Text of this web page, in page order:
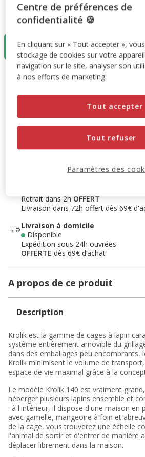
Taille:60x142x50cm
60x142x50cm
121.41€
Prix 121.41€
121.41€
Ajouter au
Options de livraison
Retrait en magasin
Retrait dans 2h OFFERT
Livraison dans 72h offert dès 69€
Livraison à domicile
Disponible
Expédition sous 24h ouvrées
OFFERTE dès 69€ d’achat
A propos de ce produit
Description
Krolik est la gamme de cages à lapin
système entièrement amovible du
dans des emballages peu encombrants,
Krolik minimisent le volume de
espace de vie maximal grâce à la
Le modèle Krolik 140 est vraiment
héberger plusieurs lapins ensemble et
: à l'intérieur, il dispose d'une maison en
avec gamelle, mangeoire à foin et
de la cage, vous trouverez une échelle
l'animal de sortir et d'entrer de manière
déplacer librement dans la maison.
Centre de préférences de
confidentialité 🍪
En cliquant sur « Tout accepter »,
stockage de cookies sur votre
navigation sur le site, analyser son
à nos efforts de marketing.
Tout refuser
Tout accepter
Paramètres des